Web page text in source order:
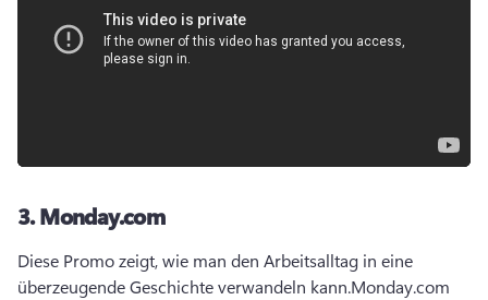
3.Monday.com
Diese Promo zeigt, wie man den Arbeitsalltag in eine
überzeugende Geschichte verwandeln kann.Monday.com